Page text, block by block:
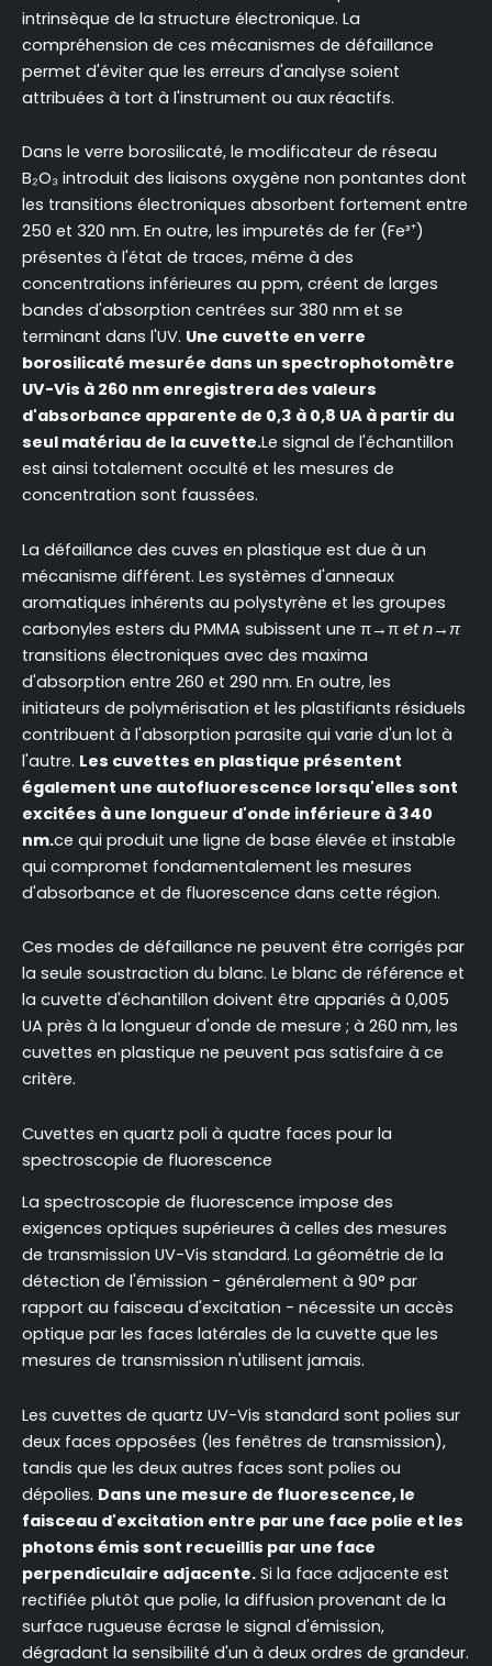
intrinsèque de la structure électronique. La
compréhension de ces mécanismes de défaillance
permet d'éviter que les erreurs d'analyse soient
attribuées à tort à l'instrument ou aux réactifs.
Dans le verre borosilicaté, le modificateur de réseau
B₂O₃ introduit des liaisons oxygène non pontantes dont
les transitions électroniques absorbent fortement entre
250 et 320 nm. En outre, les impuretés de fer (Fe³⁺)
présentes à l'état de traces, même à des
concentrations inférieures au ppm, créent de larges
bandes d'absorption centrées sur 380 nm et se
terminant dans l'UV. Une cuvette en verre
borosilicaté mesurée dans un spectrophotomètre
UV-Vis à 260 nm enregistrera des valeurs
d'absorbance apparente de 0,3 à 0,8 UA à partir du
seul matériau de la cuvette.Le signal de l'échantillon
est ainsi totalement occulté et les mesures de
concentration sont faussées.
La défaillance des cuves en plastique est due à un
mécanisme différent. Les systèmes d'anneaux
aromatiques inhérents au polystyrène et les groupes
carbonyles esters du PMMA subissent une π→π et n→π
transitions électroniques avec des maxima
d'absorption entre 260 et 290 nm. En outre, les
initiateurs de polymérisation et les plastifiants résiduels
contribuent à l'absorption parasite qui varie d'un lot à
l'autre. Les cuvettes en plastique présentent
également une autofluorescence lorsqu'elles sont
excitées à une longueur d'onde inférieure à 340
nm.ce qui produit une ligne de base élevée et instable
qui compromet fondamentalement les mesures
d'absorbance et de fluorescence dans cette région.
Ces modes de défaillance ne peuvent être corrigés par
la seule soustraction du blanc. Le blanc de référence et
la cuvette d'échantillon doivent être appariés à 0,005
UA près à la longueur d'onde de mesure ; à 260 nm, les
cuvettes en plastique ne peuvent pas satisfaire à ce
critère.
Cuvettes en quartz poli à quatre faces pour la
spectroscopie de fluorescence
La spectroscopie de fluorescence impose des
exigences optiques supérieures à celles des mesures
de transmission UV-Vis standard. La géométrie de la
détection de l'émission - généralement à 90° par
rapport au faisceau d'excitation - nécessite un accès
optique par les faces latérales de la cuvette que les
mesures de transmission n'utilisent jamais.
Les cuvettes de quartz UV-Vis standard sont polies sur
deux faces opposées (les fenêtres de transmission),
tandis que les deux autres faces sont polies ou
dépolies. Dans une mesure de fluorescence, le
faisceau d'excitation entre par une face polie et les
photons émis sont recueillis par une face
perpendiculaire adjacente. Si la face adjacente est
rectifiée plutôt que polie, la diffusion provenant de la
surface rugueuse écrase le signal d'émission,
dégradant la sensibilité d'un à deux ordres de grandeur.